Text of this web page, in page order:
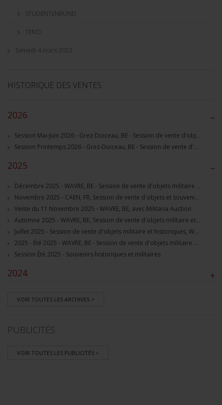
STUDENTENBUND
TENO
Samedi 4 mars 2023
HISTORIQUE DES VENTES
–
2026
Session Mai-Juin 2026 - Grez-Doiceau, BE - Session de vente d'objets militaire et souvenirs historiques
Session Printemps 2026 - Grez-Doiceau, BE - Session de vente d'objets militaire et souvenirs historiques
–
2025
Décembre 2025 - WAVRE, BE - Session de vente d'objets militaire et souvenirs historiques
Novembre 2025 - CAEN, FR, Session de vente d'objets et souvenirs militaires
Vente du 11 Novembre 2025 - WAVRE, BE, avec Militaria Auction
Automne 2025 - WAVRE, BE, Session de vente d'objets militaire et souvenirs historiques
Juillet 2025 - Session de vente d'objets militaire et historiques, Wavre, BE
2025 - Été 2025 - WAVRE, BE - Session de vente d'objets militaire et souvenirs historiques
Session Été 2025 - Souvenirs historiques et militaires
+
2024
VOIR TOUTES LES ARCHIVES >
PUBLICITÉS
VOIR TOUTES LES PUBLICITÉS >